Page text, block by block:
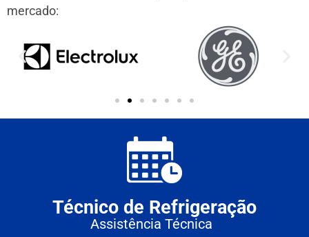
mercado:
Técnico de Refrigeração
Assistência Técnica